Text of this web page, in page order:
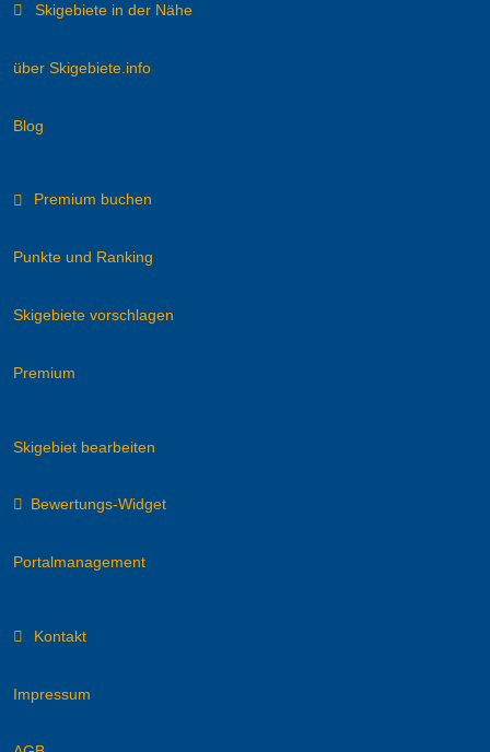
Skigebiete in der Nähe
über Skigebiete.info
Blog
Premium buchen
Punkte und Ranking
Skigebiete vorschlagen
Premium
Skigebiet bearbeiten
Bewertungs-Widget
Portalmanagement
Kontakt
Impressum